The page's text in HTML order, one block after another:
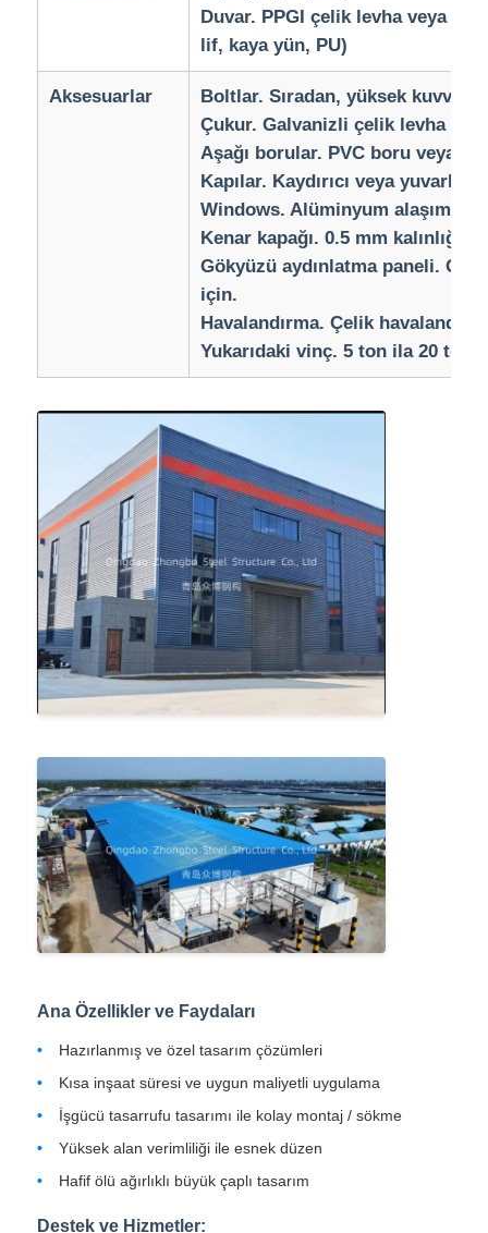
Duvar. PPGI çelik levha veya
lif, kaya yün, PU)
Aksesuarlar
Boltlar. Sıradan, yüksek kuvvetli.
Çukur. Galvanizli çelik levha
Aşağı borular. PVC boru veya
Kapılar. Kaydırıcı veya yuvarlak
Windows. Alüminyum alaşımı
Kenar kapağı. 0.5 mm
Gökyüzü aydınlatma paneli. Gün
için.
Havalandırma. Çelik
Yukarıdaki vinç. 5 ton ila 20 ton.
Ana Özellikler ve Faydaları
Hazırlanmış ve özel tasarım çözümleri
Kısa inşaat süresi ve uygun maliyetli uygulama
İşgücü tasarrufu tasarımı ile kolay montaj / sökme
Yüksek alan verimliliği ile esnek düzen
Hafif ölü ağırlıklı büyük çaplı tasarım
Destek ve Hizmetler: